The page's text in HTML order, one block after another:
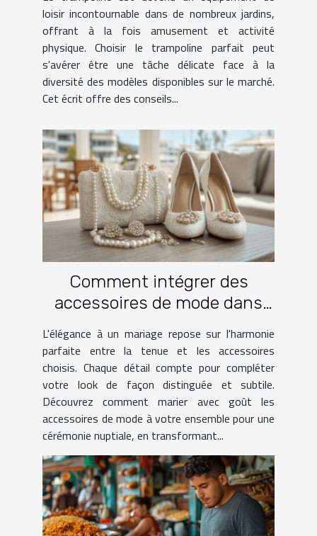
loisir incontournable dans de nombreux jardins,
offrant à la fois amusement et activité
physique. Choisir le trampoline parfait peut
s'avérer être une tâche délicate face à la
diversité des modèles disponibles sur le marché.
Cet écrit offre des conseils...
Comment intégrer des
accessoires de mode dans
une tenue de mariage
L'élégance à un mariage repose sur l'harmonie
parfaite entre la tenue et les accessoires
choisis. Chaque détail compte pour compléter
votre look de façon distinguée et subtile.
Découvrez comment marier avec goût les
accessoires de mode à votre ensemble pour une
cérémonie nuptiale, en transformant...